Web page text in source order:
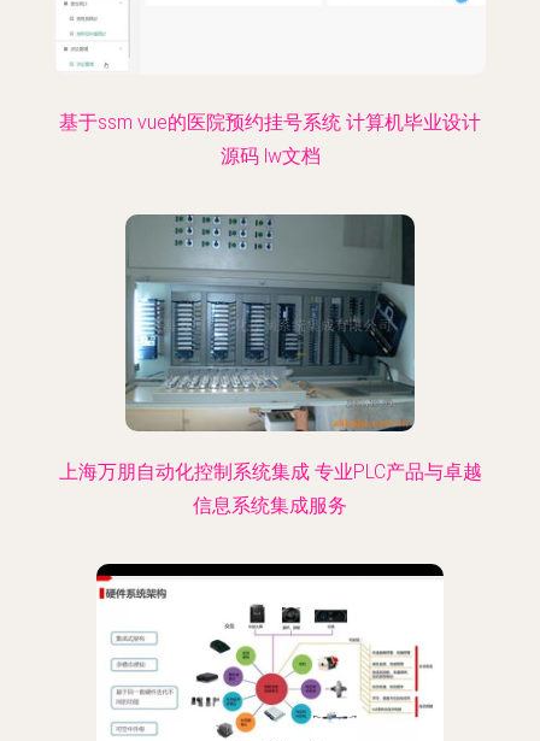
基于ssm vue的医院预约挂号系统 计算机毕业设计
源码 lw文档
上海万朋自动化控制系统集成 专业PLC产品与卓越
信息系统集成服务